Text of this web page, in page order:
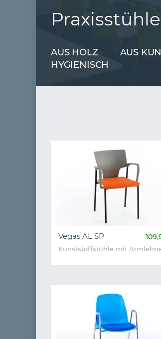
AUS HOLZ AUS
HYGIENISCH
Vegas AL SP
Kunststoffstühle mit